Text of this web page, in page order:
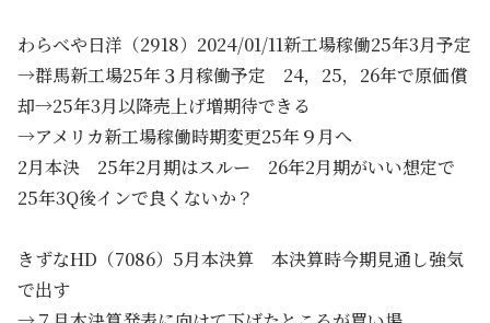
わらべや日洋（2918）2024/01/11新工場稼働25年3月予定
→群馬新工場25年３月稼働予定 24，25，26年で原価償
却→25年3月以降売上げ増期待できる
→アメリカ新工場稼働時期変更25年９月へ
2月本決 25年2月期はスルー 26年2月期がいい想定で
25年3Q後インで良くないか？
きずなHD（7086）5月本決算 本決算時今期見通し強気
で出す